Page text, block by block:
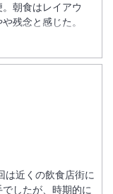
朝食はレイアウ
残念と感じた。
は近くの飲食店街に
したが、時期的に